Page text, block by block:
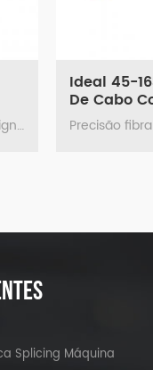
Ideal 45-163
De Cabo
Splicing Máquina